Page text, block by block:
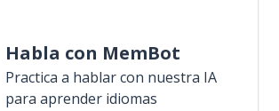
Habla con MemBot
Practica a hablar con nuestra IA
para aprender idiomas